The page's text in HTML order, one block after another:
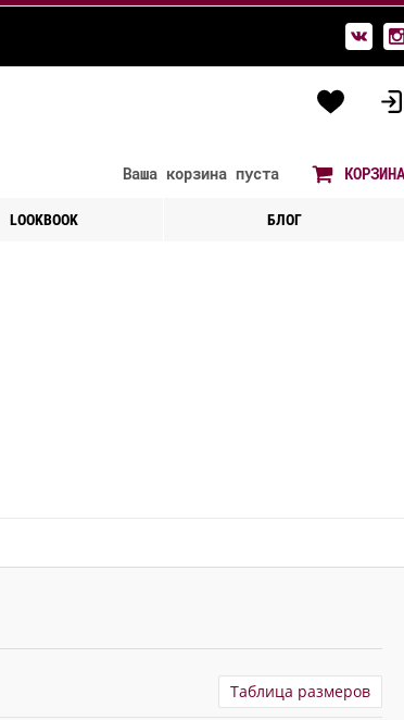
Ваша корзина пуста КОРЗИНА
LOOKBOOK БЛОГ
Таблица размеров